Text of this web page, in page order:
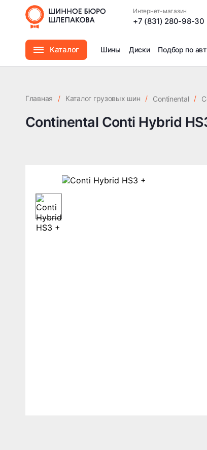
Интернет-магазин
+7 (831) 280-98-30
Каталог Шины Диски Подбор по
Главная / Каталог грузовых шин / Continental /
Continental Conti Hybrid